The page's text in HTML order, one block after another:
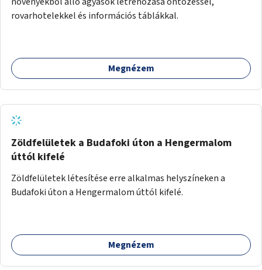
rovarhotelekkel és információs táblákkal.
Megnézem
Zöldfelületek a Budafoki úton a Hengermalom
úttól kifelé
Zöldfelületek létesítése erre alkalmas helyszíneken a
Budafoki úton a Hengermalom úttól kifelé.
Megnézem